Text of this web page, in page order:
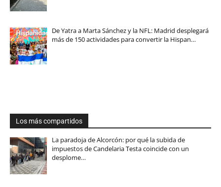
De Yatra a Marta Sánchez y la NFL: Madrid desplegará
más de 150 actividades para convertir la Hispan…
Los más compartidos
La paradoja de Alcorcón: por qué la subida de
impuestos de Candelaria Testa coincide con un
desplome…